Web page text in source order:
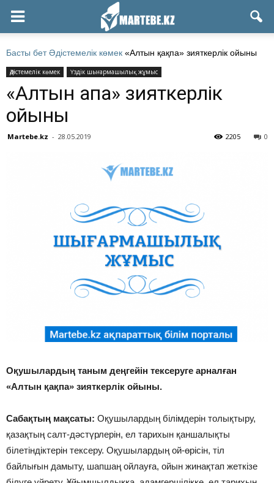
Басты бет Әдістемелік көмек «Алтын қақпа» зияткерлік ойыны
Әдістемелік көмек Үздік шығармашылық жұмыс
«Алтын қақпа» зияткерлік
ойыны
Martebe.kz - 28.05.2019 0
2205
Оқушылардың таным деңгейін тексеруге арналған
«Алтын қақпа» зияткерлік ойыны.
Сабақтың мақсаты: Оқушылардың білімдерін толықтыру,
қазақтың салт-дәстүрлерін, ел тарихын қаншалықты
білетіндіктерін тексеру. Оқушылардың ой-өрісін, тіл
байлығын дамыту, шапшаң ойлауға, ойын жинақтап жеткізе